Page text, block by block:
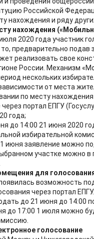
Российской
нахождения и ряду
нахождения
2020 года участник
предварительно подав
реализовать свое
России. Механизм
нескольких
от места
по месту
портал ЕПГУ
года;
до 14:00 21 июня 2020
избирательной
июня заявление можно
участке можно
для
возможность
через портал ЕПГУ.
до 21 июня до 14:00
до 17:00 1 июля можно
голосование